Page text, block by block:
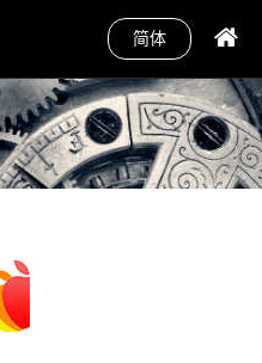
简体